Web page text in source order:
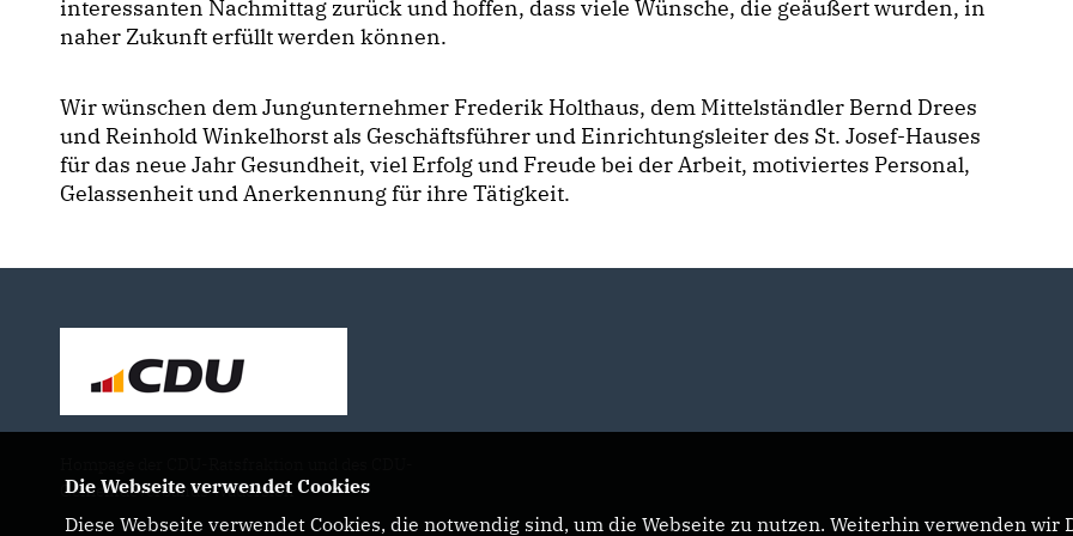
interessanten Nachmittag zurück und hoffen, dass viele Wünsche, die geäußert wurden, in
naher Zukunft erfüllt werden können.
Wir wünschen dem Jungunternehmer Frederik Holthaus, dem Mittelständler Bernd Drees
und Reinhold Winkelhorst als Geschäftsführer und Einrichtungsleiter des St. Josef-Hauses
für das neue Jahr Gesundheit, viel Erfolg und Freude bei der Arbeit, motiviertes Personal,
Gelassenheit und Anerkennung für ihre Tätigkeit.
Gemeindeverbands Wadersloh
Die Webseite verwendet Cookies
Diese Webseite verwendet Cookies, die notwendig sind, um die Webseite zu nutzen. Weiterhin verwenden